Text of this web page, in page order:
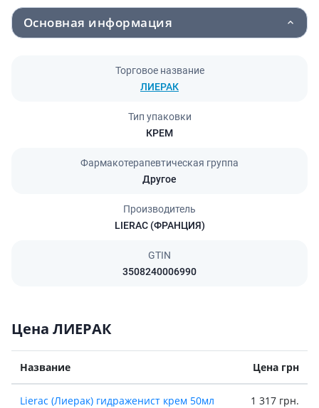
Основная информация
Торговое название
ЛИЕРАК
Тип упаковки
КРЕМ
Фармакотерапевтическая группа
Другое
Производитель
LIERAC (ФРАНЦИЯ)
GTIN
3508240006990
Цена ЛИЕРАК
Название Цена грн
Lierac (Лиерак) гидраженист крем 50мл
1 317 грн.